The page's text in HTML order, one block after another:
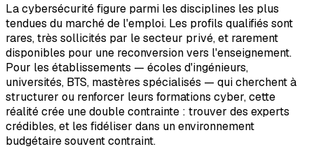
La cybersécurité figure parmi les disciplines les plus
tendues du marché de l'emploi. Les profils qualifiés sont
rares, très sollicités par le secteur privé, et rarement
disponibles pour une reconversion vers l'enseignement.
Pour les établissements — écoles d'ingénieurs,
universités, BTS, mastères spécialisés — qui cherchent à
structurer ou renforcer leurs formations cyber, cette
réalité crée une double contrainte : trouver des experts
crédibles, et les fidéliser dans un environnement
budgétaire souvent contraint.